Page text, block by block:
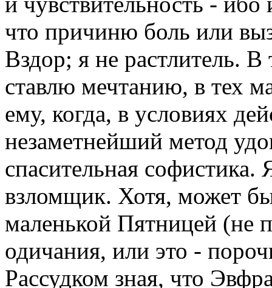
что причиню боль или
Вздор; я не растлитель.
ставлю мечтанию, в тех
ему, когда, в условиях
незаметнейший метод
спасительная
взломщик. Хотя, может
маленькой Пятницей (не
одичания, или это -
Рассудком зная, что